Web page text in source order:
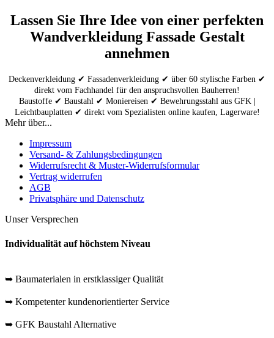
Lassen Sie Ihre Idee von einer perfekten
Wandverkleidung Fassade Gestalt
annehmen
Deckenverkleidung ✔ Fassadenverkleidung ✔ über 60 stylische Farben ✔
direkt vom Fachhandel für den anspruchsvollen Bauherren!
Baustoffe ✔ Baustahl ✔ Moniereisen ✔ Bewehrungsstahl aus GFK |
Leichtbauplatten ✔ direkt vom Spezialisten online kaufen, Lagerware!
Mehr über...
Impressum
Versand- & Zahlungsbedingungen
Widerrufsrecht & Muster-Widerrufsformular
Vertrag widerrufen
AGB
Privatsphäre und Datenschutz
Unser Versprechen
Individualität auf höchstem Niveau
➥ Baumaterialen in erstklassiger Qualität
➥ Kompetenter kundenorientierter Service
➥ GFK Baustahl Alternative